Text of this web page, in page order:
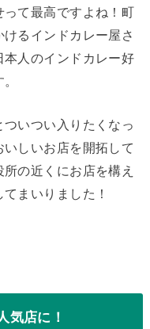
て最高ですよね！町
るインドカレー屋さ
本人のインドカレー好
いつい入りたくなっ
しいお店を開拓して
の近くにお店を構え
まいりました！
気店に！